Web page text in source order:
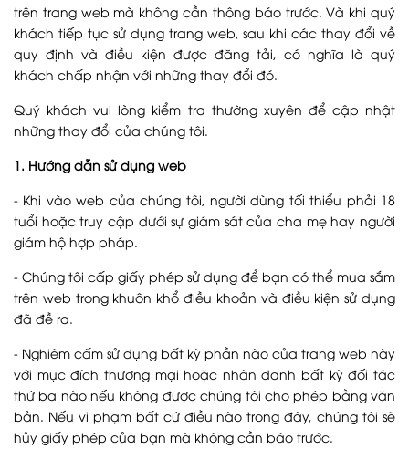
trên trang web mà không cần thông báo trước. Và khi quý
khách tiếp tục sử dụng trang web, sau khi các thay đổi về
quy định và điều kiện được đăng tải, có nghĩa là quý
khách chấp nhận với những thay đổi đó.
Quý khách vui lòng kiểm tra thường xuyên để cập nhật
những thay đổi của chúng tôi.
1. Hướng dẫn sử dụng web
- Khi vào web của chúng tôi, người dùng tối thiểu phải 18
tuổi hoặc truy cập dưới sự giám sát của cha mẹ hay người
giám hộ hợp pháp.
- Chúng tôi cấp giấy phép sử dụng để bạn có thể mua sắm
trên web trong khuôn khổ điều khoản và điều kiện sử dụng
đã đề ra.
- Nghiêm cấm sử dụng bất kỳ phần nào của trang web này
với mục đích thương mại hoặc nhân danh bất kỳ đối tác
thứ ba nào nếu không được chúng tôi cho phép bằng văn
bản. Nếu vi phạm bất cứ điều nào trong đây, chúng tôi sẽ
hủy giấy phép của bạn mà không cần báo trước.